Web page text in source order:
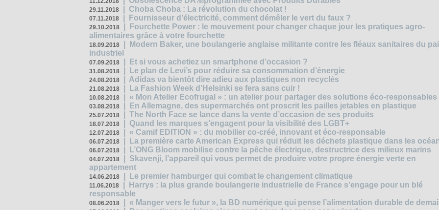
29.11.2018 Choba Choba : La révolution du chocolat !
07.11.2018 Fournisseur d’électricité, comment démêler le vert du faux ?
29.10.2018
Fourchette Power : le mouvement pour changer chaque jour les pratiques agro-
alimentaires grâce à votre fourchette
18.09.2018
Modern Baker, une boulangerie anglaise militante contre les fléaux sanitaires du
industriel
07.09.2018 Et si vous achetiez un smartphone d’occasion ?
31.08.2018 Le plan de Levi’s pour réduire sa consommation d’énergie
24.08.2018 Adidas va bientôt dire adieu aux plastiques non recyclés
21.08.2018 La Fashion Week d’Helsinki se fera sans cuir !
10.08.2018 « Mon Atelier Ecofrugal » : un atelier pour partager des solutions éco-responsables
03.08.2018 En Allemagne, des supermarchés ont proscrit les pailles jetables en plastique
25.07.2018 The North Face se lance dans la vente d’occasion de ses produits
18.07.2018 Quand les marques s’engagent pour la visibilité des LGBT+
12.07.2018 « Camif EDITION » : du mobilier co-créé, innovant et éco-responsable
06.07.2018 La première carte American Express qui réduit les déchets plastique dans les
06.07.2018 L’ONG Bloom mobilise contre la pêche électrique, destructrice des milieux marins
04.07.2018
Skavenji, l’appareil qui vous permet de produire votre propre énergie verte en
appartement
14.06.2018 Le premier hamburger qui combat le changement climatique
11.06.2018
Harrys : la plus grande boulangerie industrielle de France s’engage pour un blé
responsable
08.06.2018 « Manger vers le futur », la BD numérique qui pense l’alimentation durable de